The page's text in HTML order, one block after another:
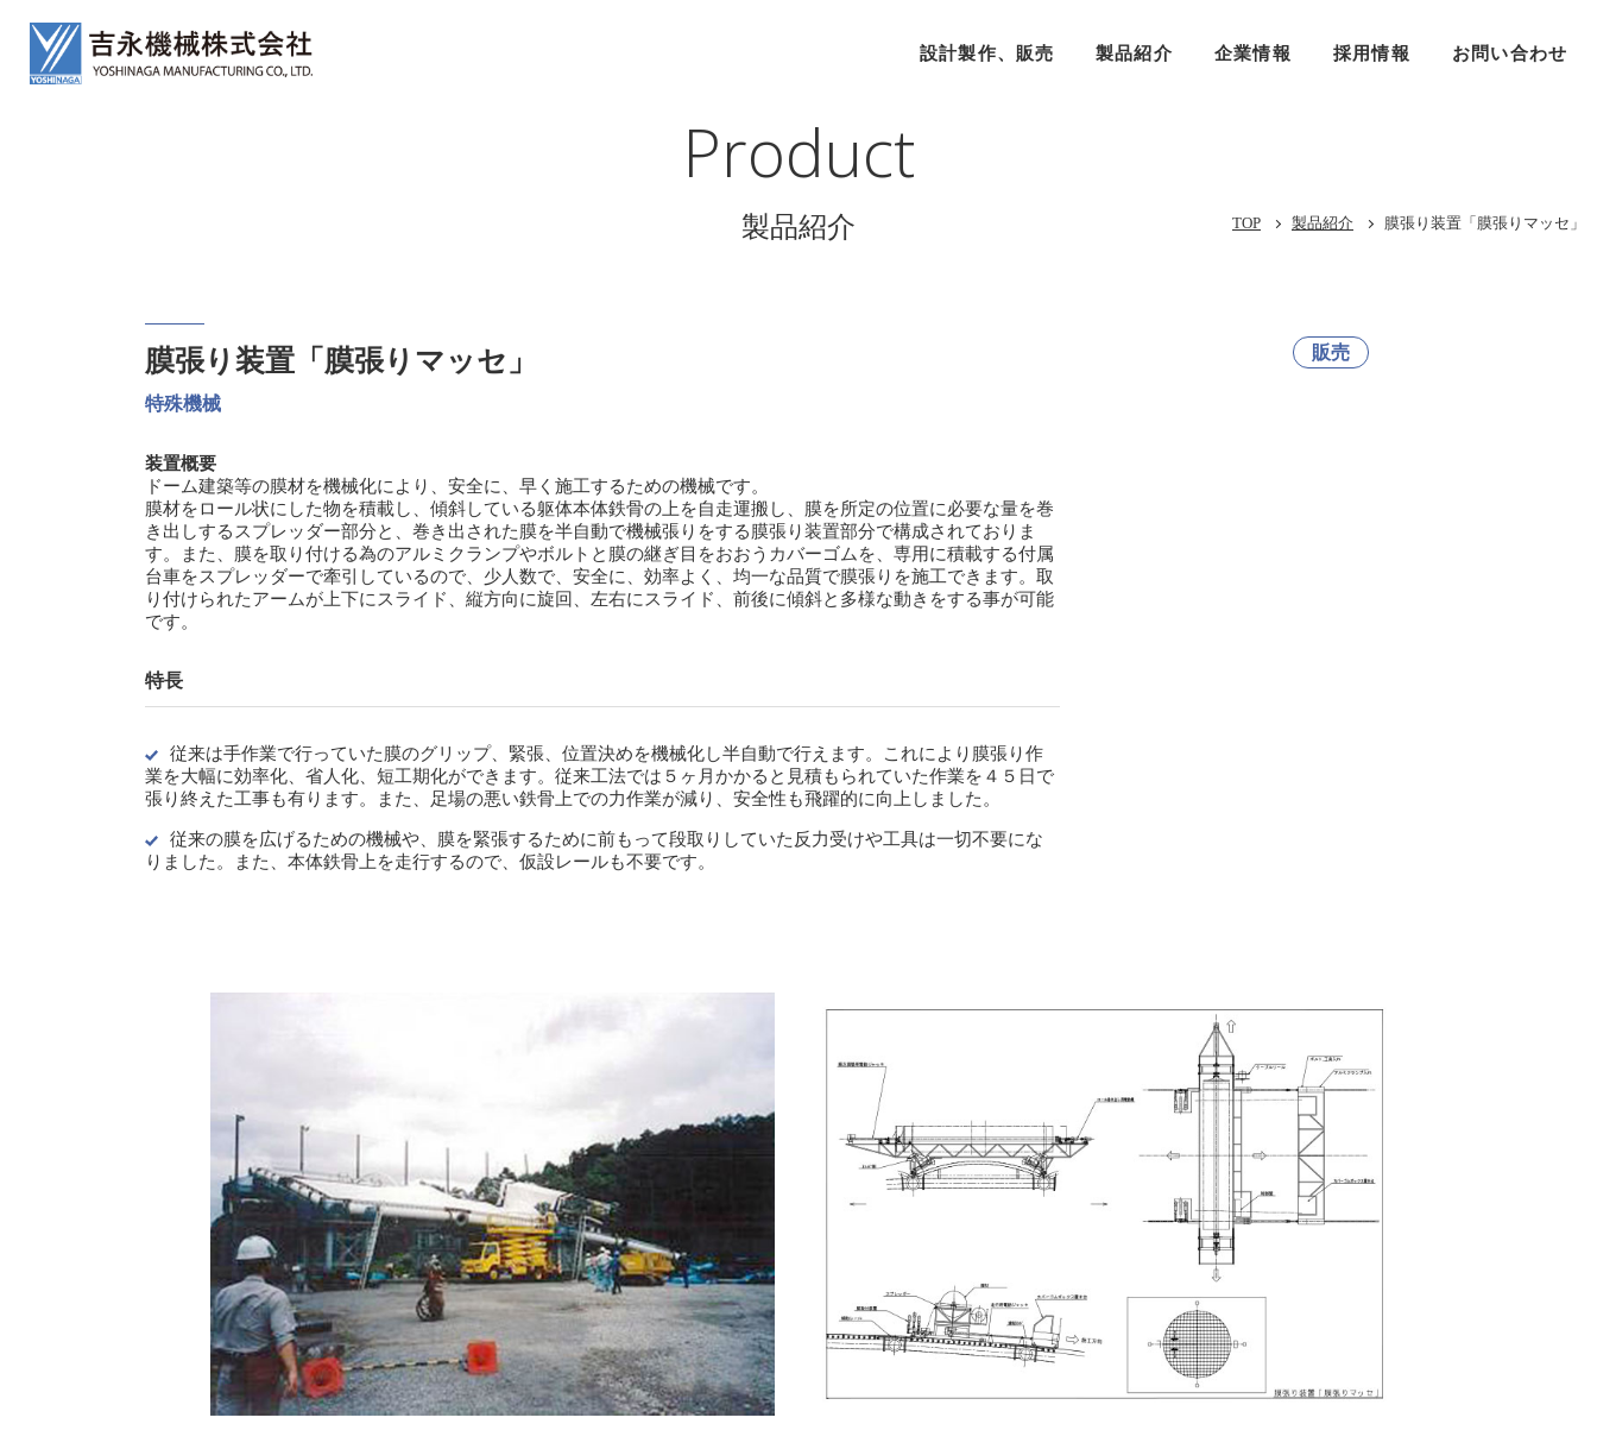
設計製作、販売 製品紹介 企業情報 採用情報 お問い合わせ
TOP 製品紹介 膜張り装置「膜張りマッセ」
Product
製品紹介
膜張り装置「膜張りマッセ」
特殊機械
装置概要
ドーム建築等の膜材を機械化により、安全に、早く施工するための機械です。
膜材をロール状にした物を積載し、傾斜している躯体本体鉄骨の上を自走運搬し、膜を所定の位置に必要な量を巻
き出しするスプレッダー部分と、巻き出された膜を半自動で機械張りをする膜張り装置部分で構成されておりま
す。また、膜を取り付ける為のアルミクランプやボルトと膜の継ぎ目をおおうカバーゴムを、専用に積載する付属
台車をスプレッダーで牽引しているので、少人数で、安全に、効率よく、均一な品質で膜張りを施工できます。取
り付けられたアームが上下にスライド、縦方向に旋回、左右にスライド、前後に傾斜と多様な動きをする事が可能
です。
特長
従来は手作業で行っていた膜のグリップ、緊張、位置決めを機械化し半自動で行えます。これにより膜張り作
業を大幅に効率化、省人化、短工期化ができます。従来工法では５ヶ月かかると見積もられていた作業を４５日で
張り終えた工事も有ります。また、足場の悪い鉄骨上での力作業が減り、安全性も飛躍的に向上しました。
従来の膜を広げるための機械や、膜を緊張するために前もって段取りしていた反力受けや工具は一切不要にな
りました。また、本体鉄骨上を走行するので、仮設レールも不要です。
販売